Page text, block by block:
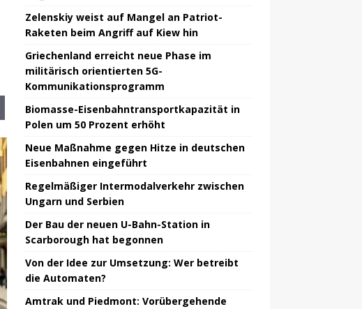
Zelenskiy weist auf Mangel an Patriot-
Raketen beim Angriff auf Kiew hin
Griechenland erreicht neue Phase im
militärisch orientierten 5G-
Kommunikationsprogramm
Biomasse-Eisenbahntransportkapazität in
Polen um 50 Prozent erhöht
Neue Maßnahme gegen Hitze in deutschen
Eisenbahnen eingeführt
Regelmäßiger Intermodalverkehr zwischen
Ungarn und Serbien
Der Bau der neuen U-Bahn-Station in
Scarborough hat begonnen
Von der Idee zur Umsetzung: Wer betreibt
die Automaten?
Amtrak und Piedmont: Vorübergehende